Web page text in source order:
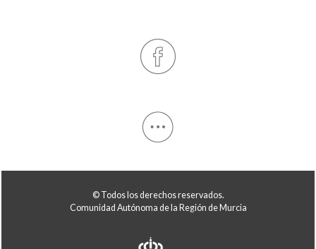
© Todos los derechos reservados.
Comunidad Autónoma de la Región de Murcia